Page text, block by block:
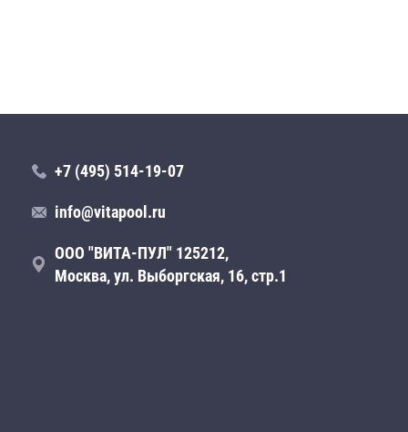
+7 (495) 514-19-07
info@vitapool.ru
ООО "ВИТА-ПУЛ" 125212,
Москва, ул. Выборгская, 16, стр.1